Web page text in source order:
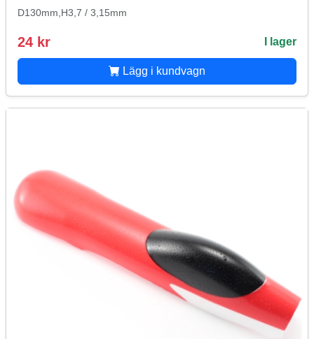
D130mm,H3,7 / 3,15mm
24 kr I lager
Lägg i kundvagn